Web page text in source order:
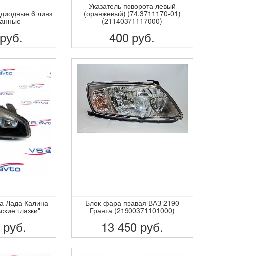
6 линз
руб.
Указатель поворота левый
(оранжевый) (74.3711170-01)
(21140371117000)
400 руб.
ПОДРОБНЕЕ
Лада Калина
глазки"
руб.
Блок-фара правая ВАЗ 2190
Гранта (21900371101000)
13 450 руб.
ПОДРОБНЕЕ